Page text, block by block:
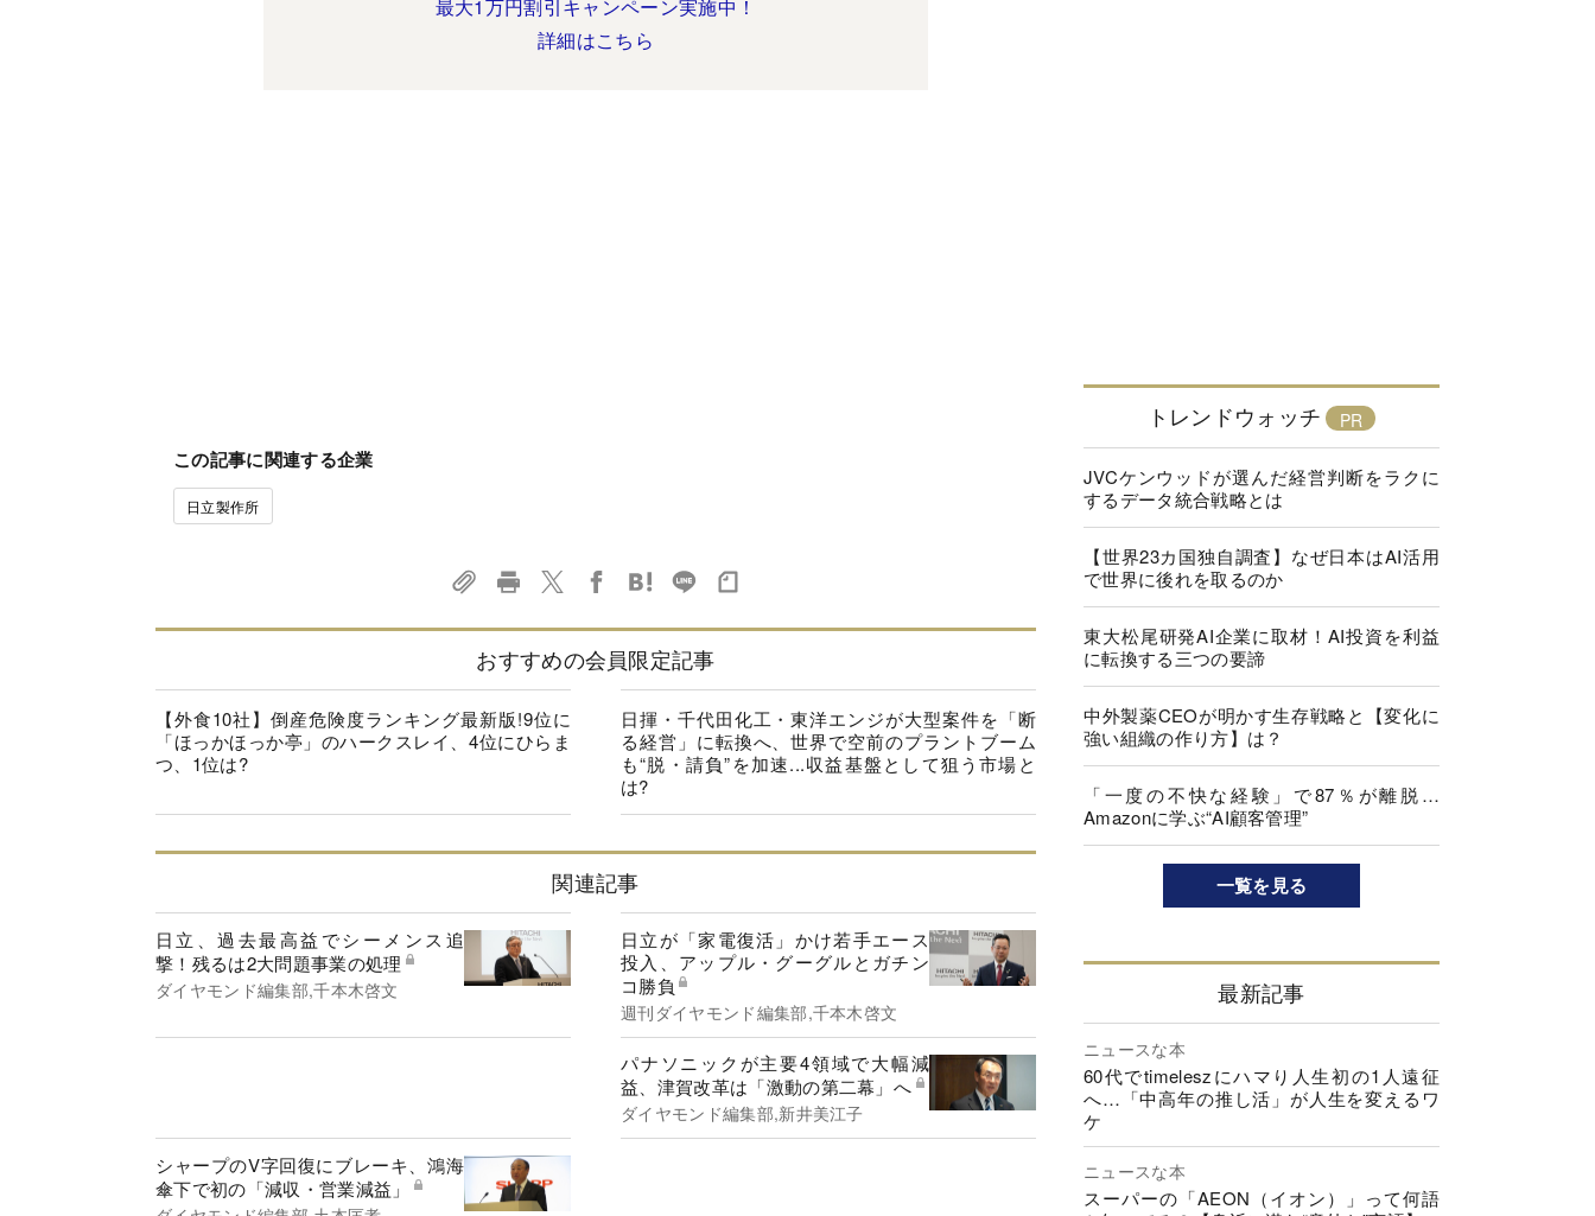
最大1万円割引キャンペーン実施中！
詳細はこちら
この記事に関連する企業
日立製作所
おすすめの会員限定記事
【外食10社】倒産危険度ランキング最新版!9位に
「ほっかほっか亭」のハークスレイ、4位にひらま
つ、1位は?
日揮・千代田化工・東洋エンジが大型案件を「断
る経営」に転換へ、世界で空前のプラントブーム
も“脱・請負”を加速...収益基盤として狙う市場と
は?
関連記事
日立、過去最高益でシーメンス追
撃！残るは2大問題事業の処理
ダイヤモンド編集部,千本木啓文
日立が「家電復活」かけ若手エース
投入、アップル・グーグルとガチン
コ勝負
週刊ダイヤモンド編集部,千本木啓文
パナソニックが主要4領域で大幅減
益、津賀改革は「激動の第二幕」へ
ダイヤモンド編集部,新井美江子
シャープのV字回復にブレーキ、鴻海
傘下で初の「減収・営業減益」
トレンドウォッチ
JVCケンウッドが選んだ経営判断をラクに
するデータ統合戦略とは
【世界23カ国独自調査】なぜ日本はAI活用
で世界に後れを取るのか
東大松尾研発AI企業に取材！AI投資を利益
に転換する三つの要諦
中外製薬CEOが明かす生存戦略と【変化に
強い組織の作り方】は？
「一度の不快な経験」で87％が離脱…
Amazonに学ぶ“AI顧客管理”
一覧を見る
最新記事
ニュースな本
60代でtimeleszにハマり人生初の1人遠征
へ…「中高年の推し活」が人生を変えるワ
ケ
ニュースな本
スーパーの「AEON（イオン）」って何語